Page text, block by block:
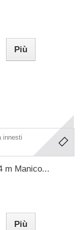
Più
m Manico...
Più